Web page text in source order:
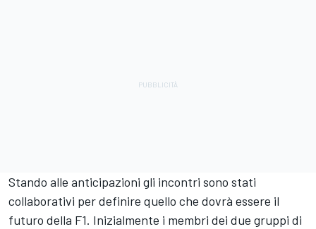
Stando alle anticipazioni gli incontri sono stati
collaborativi per definire quello che dovrà essere il
futuro della F1. Inizialmente i membri dei due gruppi di